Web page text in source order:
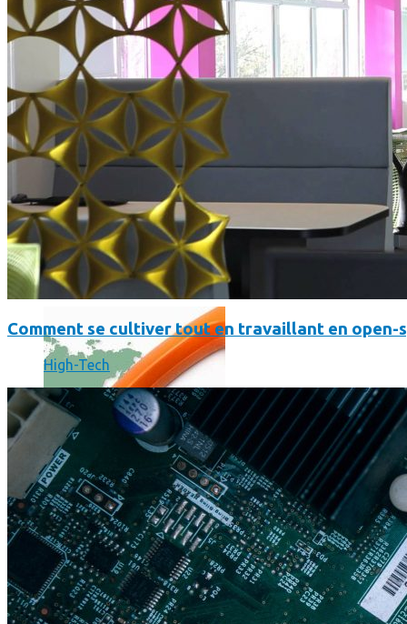
Où en sont les forfaits mobiles pour les pros ?
SmartPhone
Comment se cultiver tout en travaillant en open-
High-Tech